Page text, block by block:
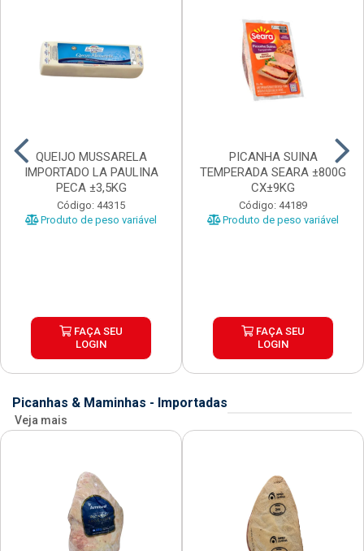
QUEIJO MUSSARELA
IMPORTADO LA PAULINA
PECA ±3,5KG
Código: 44315
Produto de peso variável
FAÇA SEU
LOGIN
PICANHA SUINA
TEMPERADA SEARA ±800G
CX±9KG
Código: 44189
Produto de peso variável
FAÇA SEU
LOGIN
Picanhas & Maminhas - Importadas
Veja mais